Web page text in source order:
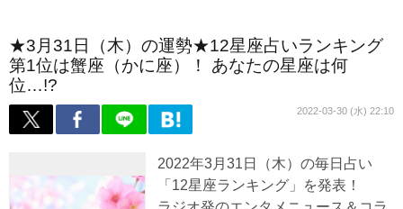
★3月31日（木）の運勢★12星座占いランキング
第1位は蟹座（かに座）！ あなたの星座は何
位…!?
2022-03-30 (水) 22:10
2022年3月31日（木）の毎日占い
「12星座ランキング」を発表！